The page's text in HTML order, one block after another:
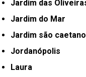
Jardim das
Jardim do Mar
Jardim são caetano
Jordanópolis
Laura